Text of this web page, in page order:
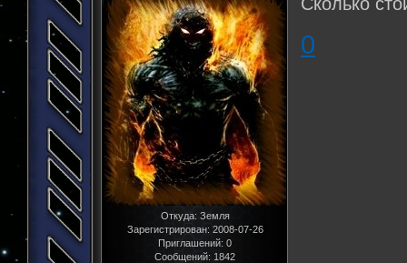
Откуда: Земля
Зарегистрирован: 2008-07-26
Приглашений: 0
Сообщений: 1842
0